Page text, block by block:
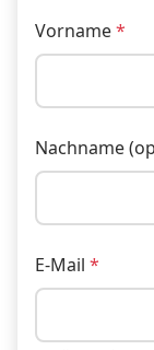
Vorname
Nachname
E-Mail